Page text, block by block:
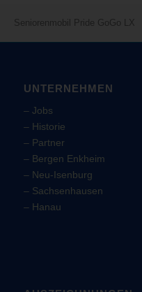
Seniorenmobil Pride GoGo LX
UNTERNEHMEN
– Jobs
– Historie
– Partner
– Bergen Enkheim
– Neu-Isenburg
– Sachsenhausen
– Hanau